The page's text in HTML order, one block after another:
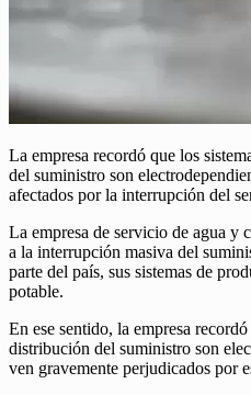
La empresa recordó que los
del suministro son
afectados por la interrupción del
La empresa de servicio de agua y
a la interrupción masiva del
parte del país, sus sistemas de
potable.
En ese sentido, la empresa
distribución del suministro son
ven gravemente perjudicados por